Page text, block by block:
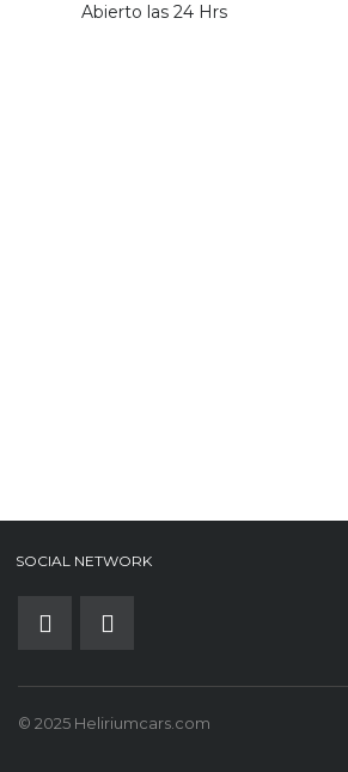
Abierto las 24 Hrs
SOCIAL NETWORK
© 2025 Heliriumcars.com